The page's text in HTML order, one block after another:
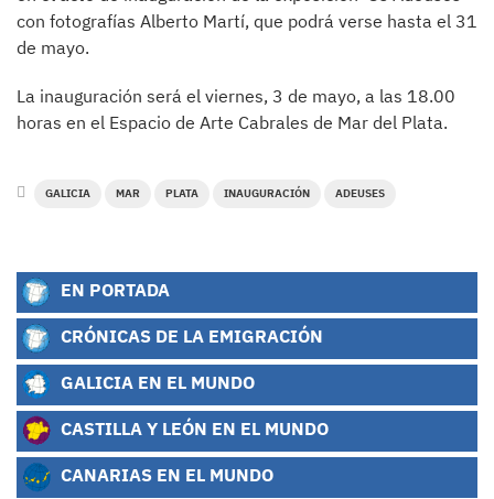
con fotografías Alberto Martí, que podrá verse hasta el 31
de mayo.
La inauguración será el viernes, 3 de mayo, a las 18.00
horas en el Espacio de Arte Cabrales de Mar del Plata.
GALICIA MAR PLATA INAUGURACIÓN ADEUSES
EN PORTADA
CRÓNICAS DE LA EMIGRACIÓN
GALICIA EN EL MUNDO
CASTILLA Y LEÓN EN EL MUNDO
CANARIAS EN EL MUNDO